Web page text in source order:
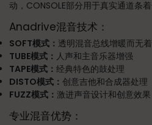
动，CONSOLE部分用于真实通道条着
Anadrive混音技术：
SOFT模式： 透明混音总线增暖而无
TUBE模式： 人声和主音乐器增强
TAPE模式： 经典特色的鼓处理
DISTO模式： 创意吉他和合成器处理
FUZZ模式： 激进声音设计和创意效果
专业混音优势：